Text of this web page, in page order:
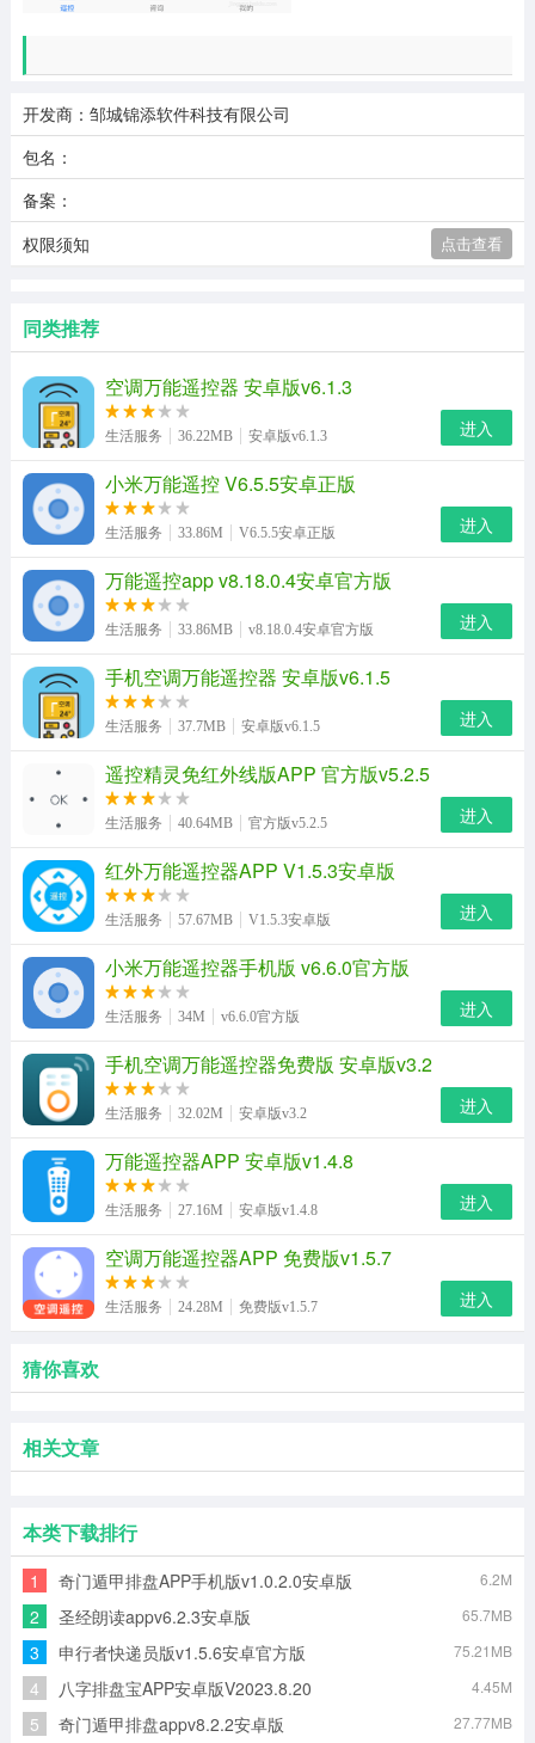
开发商：邹城锦添软件科技有限公司
包名：
备案：
权限须知
点击查看
同类推荐
空调万能遥控器 安卓版v6.1.3
生活服务 36.22MB 安卓版v6.1.3 进入
小米万能遥控 V6.5.5安卓正版
生活服务 33.86M V6.5.5安卓正版 进入
万能遥控app v8.18.0.4安卓官方版
生活服务 33.86MB v8.18.0.4安卓官方版 进入
手机空调万能遥控器 安卓版v6.1.5
生活服务 37.7MB 安卓版v6.1.5 进入
遥控精灵免红外线版APP 官方版v5.2.5
生活服务 40.64MB 官方版v5.2.5 进入
红外万能遥控器APP V1.5.3安卓版
生活服务 57.67MB V1.5.3安卓版 进入
小米万能遥控器手机版 v6.6.0官方版
生活服务 34M v6.6.0官方版 进入
手机空调万能遥控器免费版 安卓版v3.2
生活服务 32.02M 安卓版v3.2 进入
万能遥控器APP 安卓版v1.4.8
生活服务 27.16M 安卓版v1.4.8 进入
空调万能遥控器APP 免费版v1.5.7
生活服务 24.28M 免费版v1.5.7 进入
猜你喜欢
相关文章
本类下载排行
1 奇门遁甲排盘APP手机版v1.0.2.0安卓版 6.2M
2 圣经朗读appv6.2.3安卓版 65.7MB
3 申行者快递员版v1.5.6安卓官方版 75.21MB
4 八字排盘宝APP安卓版V2023.8.20 4.45M
5 奇门遁甲排盘appv8.2.2安卓版 27.77MB